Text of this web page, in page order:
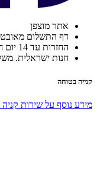
אתר מוצפן
דף התשלום
החזרות עד 14 יום חינם
חנות ישראלית.
קנייה בטוחה
מידע נוסף על שירות